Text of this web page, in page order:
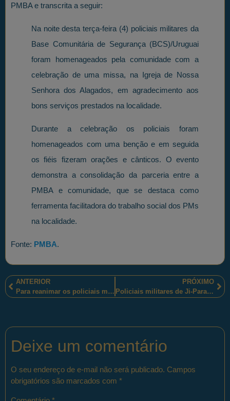
PMBA e transcrita a seguir:
Na noite desta terça-feira (4) policiais militares da
Base Comunitária de Segurança (BCS)/Uruguai
foram homenageados pela comunidade com a
celebração de uma missa, na Igreja de Nossa
Senhora dos Alagados, em agradecimento aos
bons serviços prestados na localidade.
Durante a celebração os policiais foram
homenageados com uma benção e em seguida
os fiéis fizeram orações e cânticos. O evento
demonstra a consolidação da parceria entre a
PMBA e comunidade, que se destaca como
ferramenta facilitadora do trabalho social dos PMs
na localidade.
Fonte: PMBA.
ANTERIOR
Para reanimar os policiais militares de São Gonçalo (RJ), foi praticada uma legítima ação de comando
PRÓXIMO
Policiais militares de Ji-Paraná localizaram e prenderam agente do furto de 11 cabeças de gado
Deixe um comentário
O seu endereço de e-mail não será publicado. Campos
obrigatórios são marcados com *